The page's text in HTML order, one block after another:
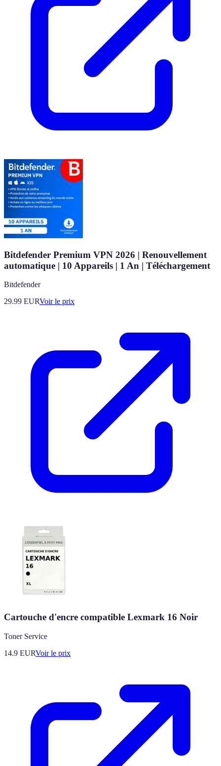
Bitdefender Premium VPN 2026 | Renouvellement
automatique | 10 Appareils | 1 An | Téléchargement
Bitdefender
29.99 EURVoir le prix
Cartouche d'encre compatible Lexmark 16 Noir
Toner Service
14.9 EURVoir le prix